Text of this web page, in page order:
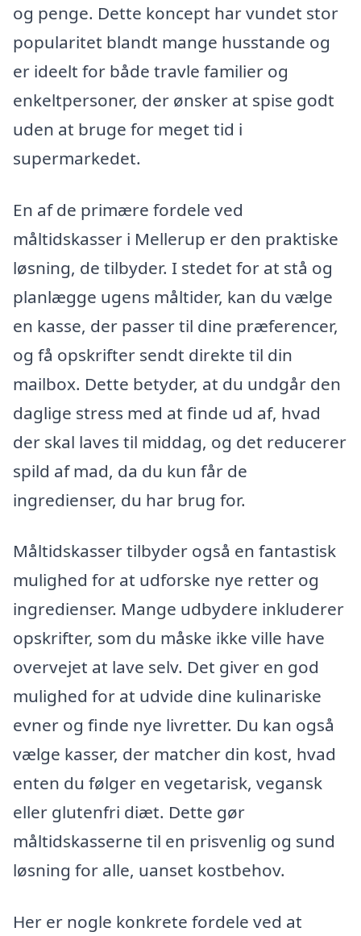
og penge. Dette koncept har vundet stor
popularitet blandt mange husstande og
er ideelt for både travle familier og
enkeltpersoner, der ønsker at spise godt
uden at bruge for meget tid i
supermarkedet.
En af de primære fordele ved
måltidskasser i Mellerup er den praktiske
løsning, de tilbyder. I stedet for at stå og
planlægge ugens måltider, kan du vælge
en kasse, der passer til dine præferencer,
og få opskrifter sendt direkte til din
mailbox. Dette betyder, at du undgår den
daglige stress med at finde ud af, hvad
der skal laves til middag, og det reducerer
spild af mad, da du kun får de
ingredienser, du har brug for.
Måltidskasser tilbyder også en fantastisk
mulighed for at udforske nye retter og
ingredienser. Mange udbydere inkluderer
opskrifter, som du måske ikke ville have
overvejet at lave selv. Det giver en god
mulighed for at udvide dine kulinariske
evner og finde nye livretter. Du kan også
vælge kasser, der matcher din kost, hvad
enten du følger en vegetarisk, vegansk
eller glutenfri diæt. Dette gør
måltidskasserne til en prisvenlig og sund
løsning for alle, uanset kostbehov.
Her er nogle konkrete fordele ved at